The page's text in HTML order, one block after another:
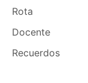
Rota
Docente
Recuerdos